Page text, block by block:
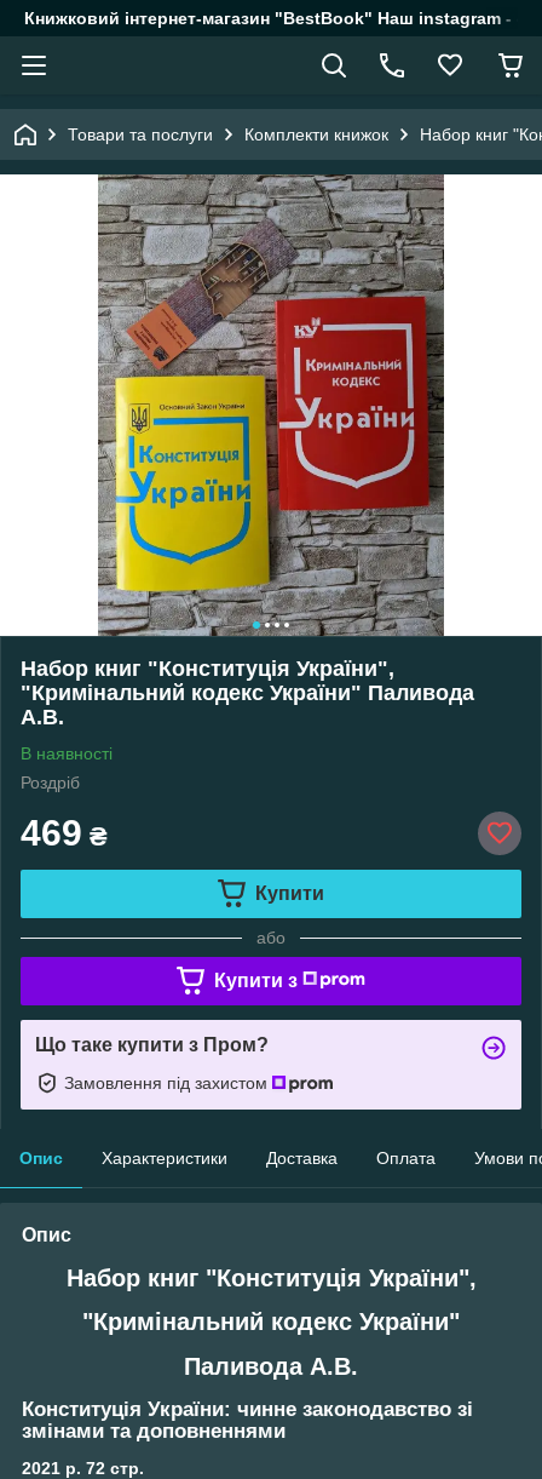
Книжковий інтернет-магазин "BestBook" Наш instagram -
Товари та послуги Комплекти книжок Набор книг
Набор книг "Конституція України",
"Кримінальний кодекс України" Паливода
А.В.
В наявності
Роздріб
469 ₴
Купити
або
Купити з
Що таке купити з Пром?
Замовлення під захистом
Опис Характеристики Доставка Оплата Умови
Опис
Набор книг "Конституція України",
"Кримінальний кодекс України"
Паливода А.В.
Конституція України: чинне законодавство зі
змінами та доповненнями
2021 р. 72 стр.